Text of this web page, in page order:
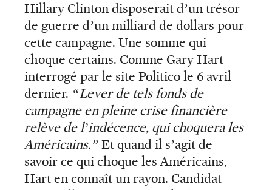
Hillary Clinton disposerait d’un trésor
de guerre d’un milliard de dollars pour
cette campagne. Une somme qui
choque certains. Comme Gary Hart
interrogé par le site Politico le 6 avril
dernier. “Lever de tels fonds de
campagne en pleine crise financière
relève de l’indécence, qui choquera les
Américains.” Et quand il s’agit de
savoir ce qui choque les Américains,
Hart en connaît un rayon. Candidat